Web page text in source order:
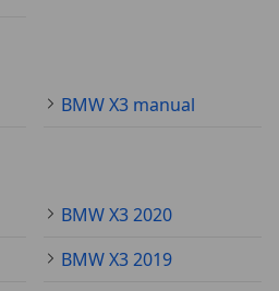
BMW X3 manual
BMW X3 2020
BMW X3 2019